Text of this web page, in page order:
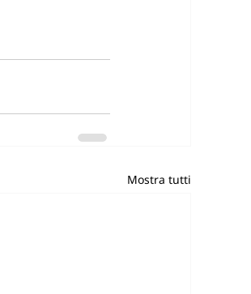
Mostra tutti